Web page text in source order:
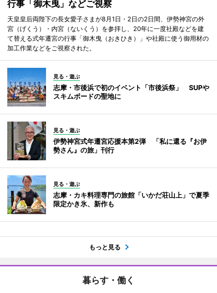
行事「御木曳」などご視察
天皇皇后両陛下の長女愛子さまが8月1日・2日の2日間、伊勢神宮の外
宮（げくう）・内宮（ないくう）を参拝し、20年に一度社殿などを建
て替える式年遷宮の行事「御木曳（おきひき）」や社殿に使う御用材の
加工作業などをご視察された。
見る・遊ぶ
志摩・市後浜で初のイベント「市後浜祭」 SUPや
スキムボードの聖地に
見る・遊ぶ
伊勢神宮式年遷宮応援本第2弾 「私に還る『お伊
勢さん』の旅」刊行
見る・遊ぶ
志摩・カキ料理専門の旅館「いかだ荘山上」で夏季
限定かき氷、新作も
もっと見る
暮らす・働く